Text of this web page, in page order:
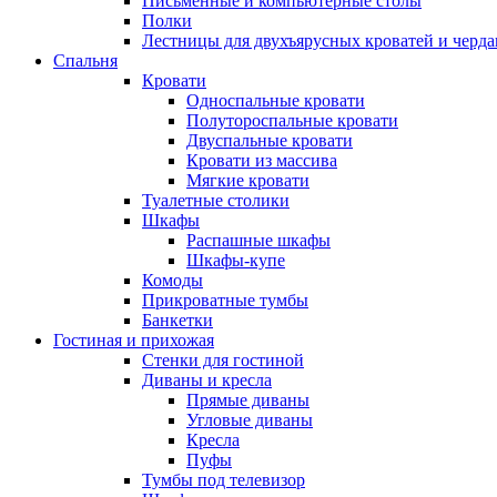
Полки
Лестницы для двухъярусных кроватей и
Спальня
Кровати
Односпальные кровати
Полутороспальные кровати
Двуспальные кровати
Кровати из массива
Мягкие кровати
Туалетные столики
Шкафы
Распашные шкафы
Шкафы-купе
Комоды
Прикроватные тумбы
Банкетки
Гостиная и прихожая
Стенки для гостиной
Диваны и кресла
Прямые диваны
Угловые диваны
Кресла
Пуфы
Тумбы под телевизор